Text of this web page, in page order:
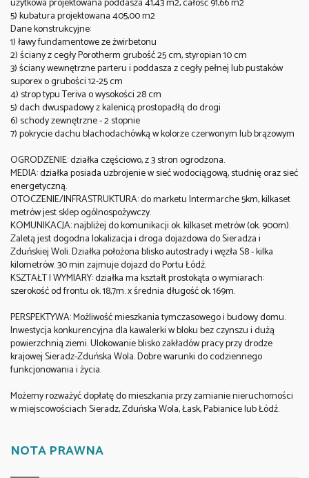
5) kubatura projektowana 405,00 m2
Dane konstrukcyjne:
1) ławy fundamentowe ze żwirbetonu
2) ściany z cegły Porotherm grubość 25 cm, styropian 10 cm
3) ściany wewnętrzne parteru i poddasza z cegły pełnej lub pustaków
suporex o grubości 12-25 cm
4) strop typu Teriva o wysokości 28 cm
5) dach dwuspadowy z kalenicą prostopadłą do drogi
6) schody zewnętrzne - 2 stopnie
7) pokrycie dachu blachodachówką w kolorze czerwonym lub brązowym
OGRODZENIE: działka częściowo, z 3 stron ogrodzona.
MEDIA: działka posiada uzbrojenie w sieć wodociągową, studnię oraz sieć
energetyczną.
OTOCZENIE/INFRASTRUKTURA: do marketu Intermarche 5km, kilkaset
metrów jest sklep ogólnospożywczy.
KOMUNIKACJA: najbliżej do komunikacji ok. kilkaset metrów (ok. 900m).
Zaletą jest dogodna lokalizacja i droga dojazdowa do Sieradza i
Zduńskiej Woli. Działka położona blisko autostrady i węzła S8 - kilka
kilometrów. 30 min zajmuje dojazd do Portu Łódź.
KSZTAŁT I WYMIARY: działka ma kształt prostokąta o wymiarach:
szerokość od frontu ok. 18,7m. x średnia długość ok. 169m.
PERSPEKTYWA: Możliwość mieszkania tymczasowego i budowy domu.
Inwestycja konkurencyjna dla kawalerki w bloku bez czynszu i dużą
powierzchnią ziemi. Ulokowanie blisko zakładów pracy przy drodze
krajowej Sieradz-Zduńska Wola. Dobre warunki do codziennego
funkcjonowania i życia.
Możemy rozważyć dopłatę do mieszkania przy zamianie nieruchomości
w miejscowościach Sieradz, Zduńska Wola, Łask, Pabianice lub Łódź.
NOTA PRAWNA